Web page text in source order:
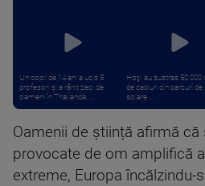
Un copil de 14 ani a ucis 5
profesori și a rănit zeci de
oameni în Thailanda, ...
Hoţii au sustras 50.000
de cabluri din parcuri de
solare ...
Oamenii de știință afirmă
provocate de om amplifică
extreme, Europa încălzindu-